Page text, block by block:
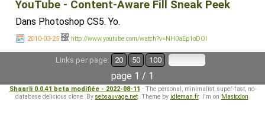
YouTube - Content-Aware Fill Sneak Peek
Dans Photoshop CS5. Yo.
2010-03-25 http://www.youtube.com/watch?v=NH0aEp1oDOI
Links per page: 20 50 100
page 1 / 1
Shaarli 0.0.41 beta modifiée - 2022-08-11 - The personal, minimalist, super-fast, no-
database delicious clone. By sebsauvage.net. Theme by idleman.fr. I'm on Mastodon.